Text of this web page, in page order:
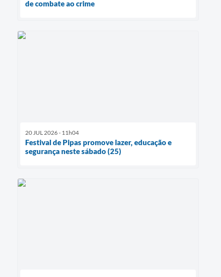
de combate ao crime
20 JUL 2026 - 11h04
Festival de Pipas promove lazer, educação e
segurança neste sábado (25)